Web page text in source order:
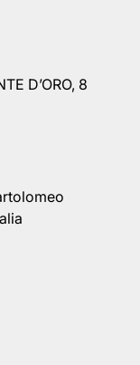
D’ORO, 8